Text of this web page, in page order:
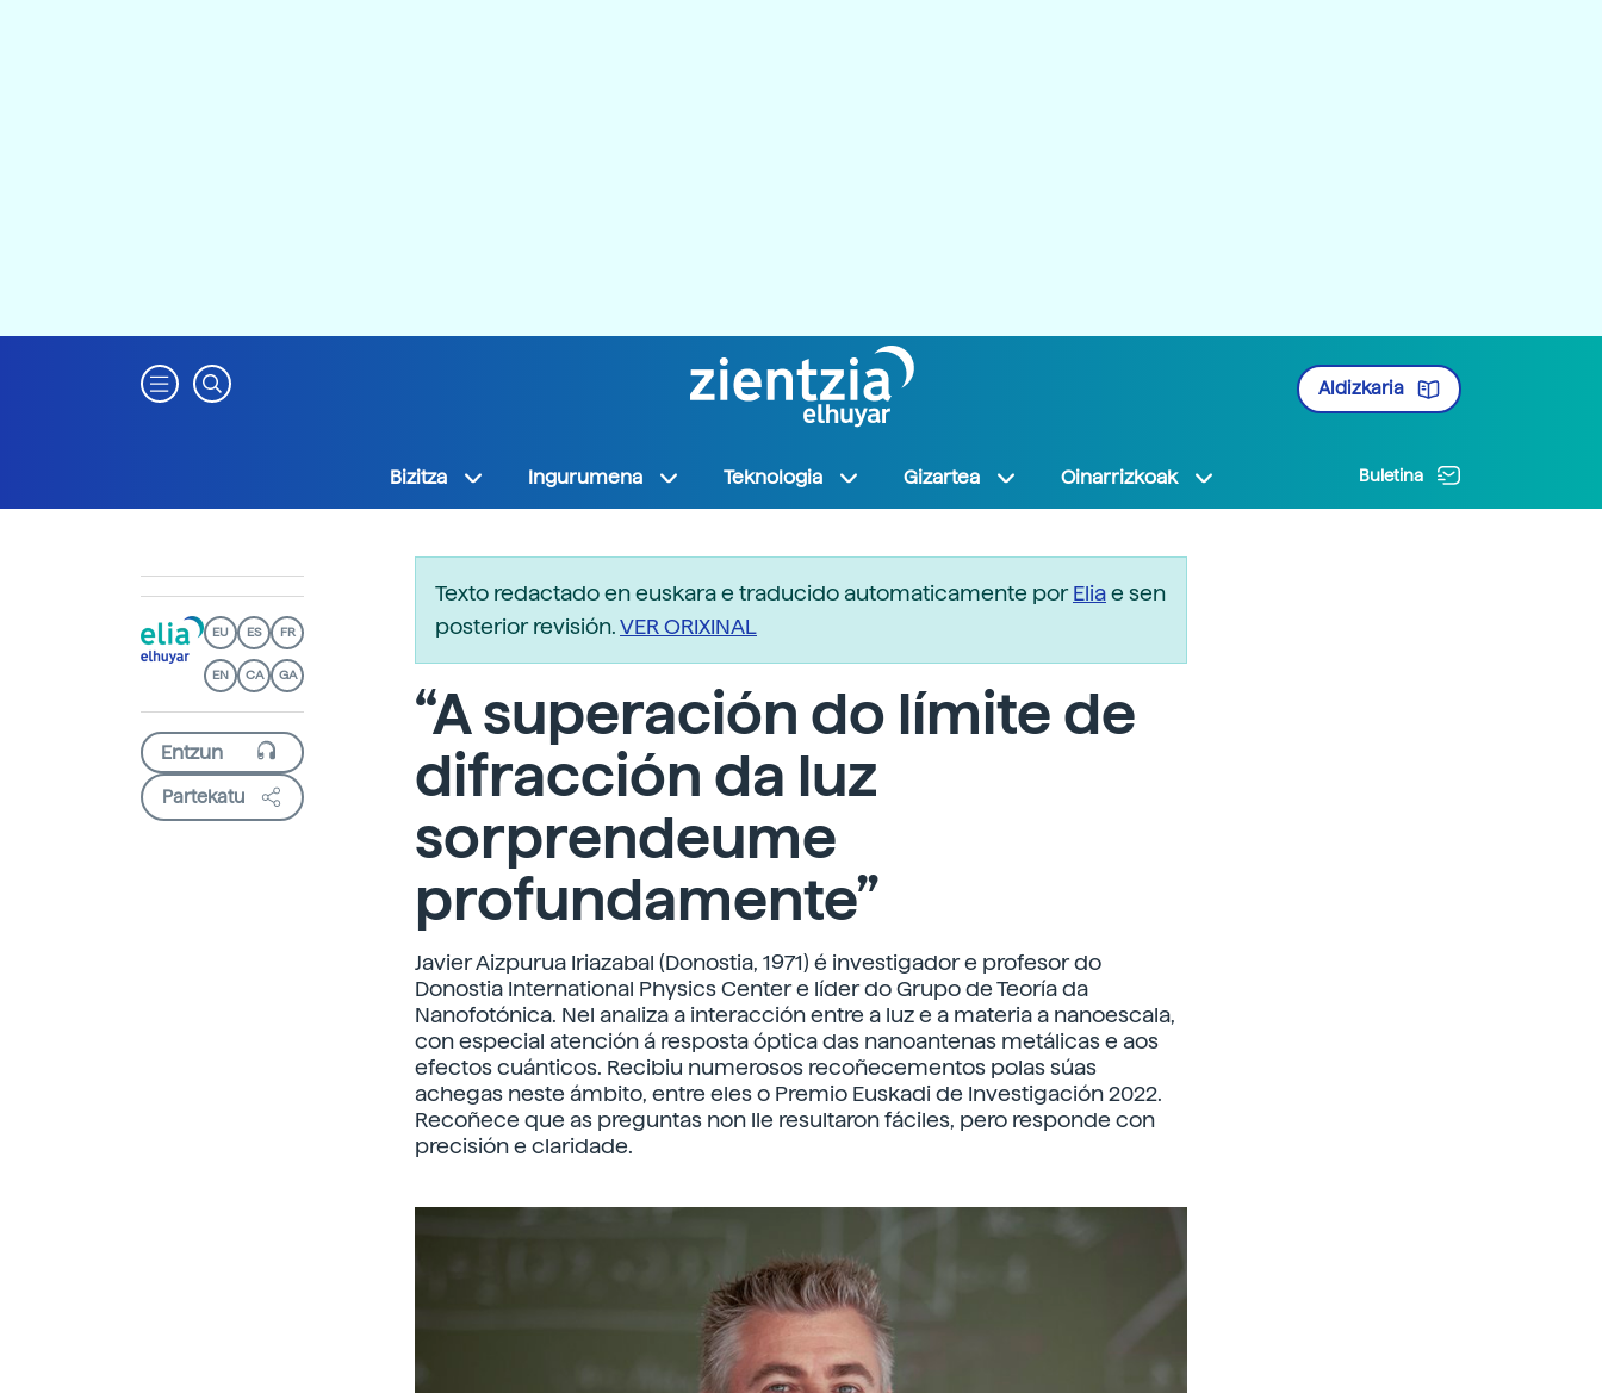
Aldizkaria
Bizitza Ingurumena Teknologia Gizartea Oinarrizkoak Buletina
EU ES FR
EN CA GA
Partekatu
Texto redactado en euskara e traducido automaticamente porEliae sen
posterior revisión.VER ORIXINAL
“A superación do límite de
difracción da luz
sorprendeume
profundamente”
Javier Aizpurua Iriazabal (Donostia, 1971) é investigador e profesor do
Donostia International Physics Center e líder do Grupo de Teoría da
Nanofotónica. Nel analiza a interacción entre a luz e a materia a nanoescala,
con especial atención á resposta óptica das nanoantenas metálicas e aos
efectos cuánticos. Recibiu numerosos recoñecementos polas súas
achegas neste ámbito, entre eles o Premio Euskadi de Investigación 2022.
Recoñece que as preguntas non lle resultaron fáciles, pero responde con
precisión e claridade.